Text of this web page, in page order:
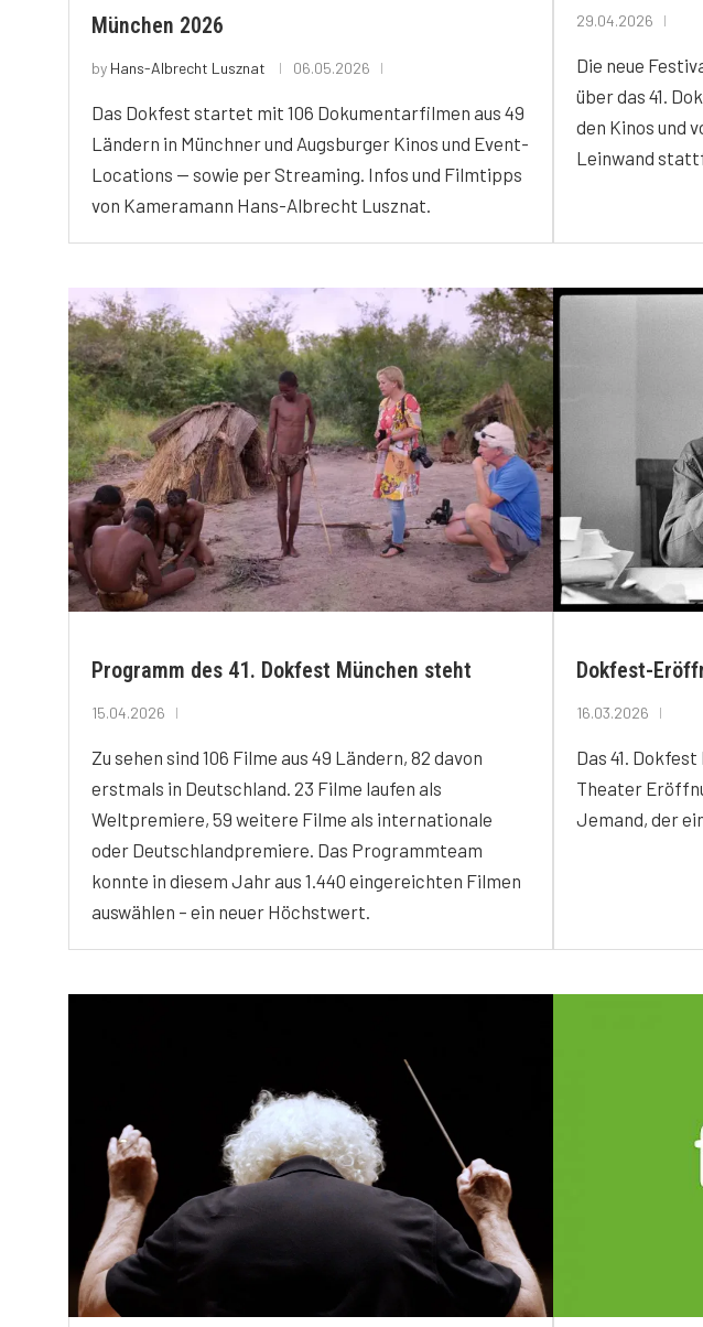
München 2026
by Hans-Albrecht Lusznat 06.05.2026
Das Dokfest startet mit 106 Dokumentarfilmen aus 49
Ländern in Münchner und Augsburger Kinos und Event-
Locations — sowie per Streaming. Infos und Filmtipps
von Kameramann Hans-Albrecht Lusznat.
29.04.2026
Die neue
über das 41.
den Kinos und
Leinwand
Programm des 41. Dokfest München steht
15.04.2026
Zu sehen sind 106 Filme aus 49 Ländern, 82 davon
erstmals in Deutschland. 23 Filme laufen als
Weltpremiere, 59 weitere Filme als internationale
oder Deutschlandpremiere. Das Programmteam
konnte in diesem Jahr aus 1.440 eingereichten Filmen
auswählen – ein neuer Höchstwert.
Dokfest-
16.03.2026
Das 41.
Theater
Jemand, der